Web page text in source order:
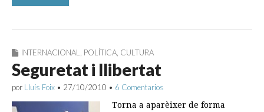
INTERNACIONAL POLÍTICA CULTURA
Seguretat i llibertat
por Lluís Foix • 27/10/2010 • 6 Comentarios
Torna a aparèixer de forma